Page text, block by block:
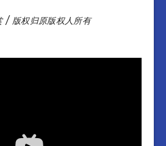
/ 版权归原版权人所有